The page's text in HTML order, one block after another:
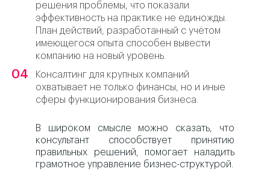
решения проблемы, что показали
эффективность на практике не единожды.
План действий, разработанный с учётом
имеющегося опыта способен вывести
компанию на новый уровень.
Консалтинг для крупных компаний
охватывает не только финансы, но и иные
сферы функционирования бизнеса.
В широком смысле можно сказать, что
консультант способствует принятию
правильных решений, помогает наладить
грамотное управление бизнес-структурой.